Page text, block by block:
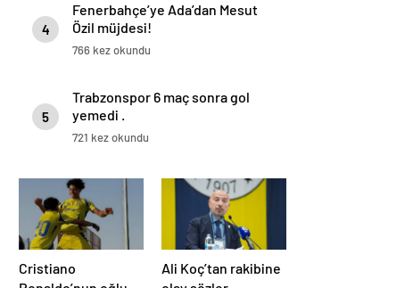
4
Fenerbahçe’ye Ada’dan Mesut
Özil müjdesi!
766 kez okundu
5
Trabzonspor 6 maç sonra gol
yemedi .
721 kez okundu
Cristiano
Ali Koç’tan rakibine